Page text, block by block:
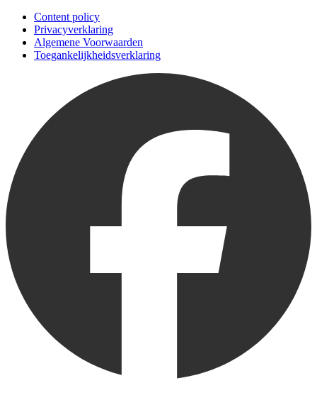
Content policy
Privacyverklaring
Algemene Voorwaarden
Toegankelijkheidsverklaring